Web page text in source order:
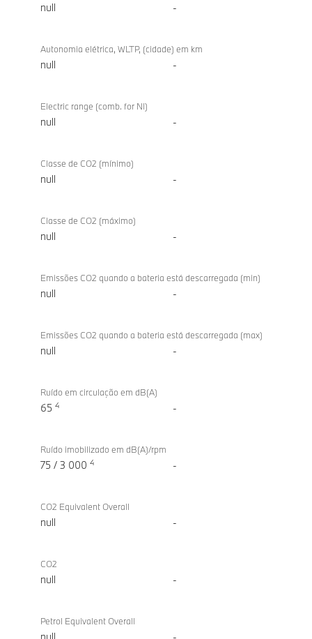
null -
Autonomia elétrica, WLTP, (cidade) em km
null -
Electric range (comb. for NI)
null -
Classe de CO2 (mínimo)
null -
Classe de CO2 (máximo)
null -
Emissões CO2 quando a bateria está descarregada (min)
null -
Emissões CO2 quando a bateria está descarregada (max)
null -
Ruído em circulação em dB(A)
65 4 -
Ruído imobilizado em dB(A)/rpm
75 / 3 000 4 -
CO2 Equivalent Overall
null -
CO2
null -
Petrol Equivalent Overall